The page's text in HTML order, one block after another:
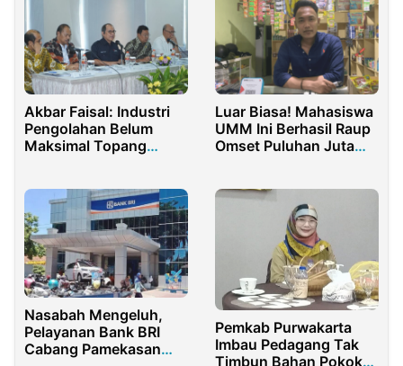
Akbar Faisal: Industri
Pengolahan Belum
Maksimal Topang
Luar Biasa! Mahasiswa
UMM Ini Berhasil Raup
Omset Puluhan Juta
Nasabah Mengeluh,
Pelayanan Bank BRI
Cabang Pamekasan
Pemkab Purwakarta
Imbau Pedagang Tak
Timbun Bahan Pokok